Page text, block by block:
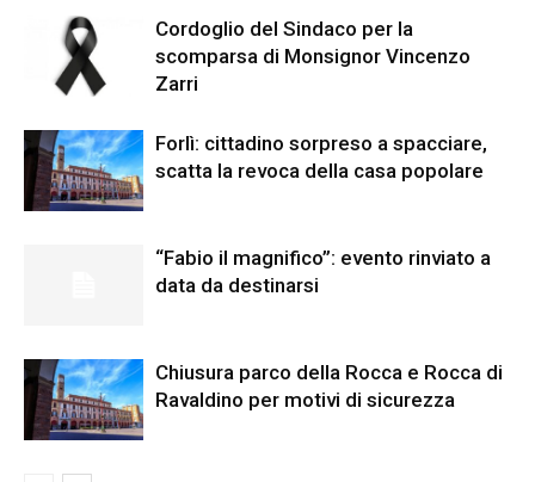
Cordoglio del Sindaco per la
scomparsa di Monsignor Vincenzo
Zarri
Forlì: cittadino sorpreso a spacciare,
scatta la revoca della casa popolare
“Fabio il magnifico”: evento rinviato a
data da destinarsi
Chiusura parco della Rocca e Rocca di
Ravaldino per motivi di sicurezza